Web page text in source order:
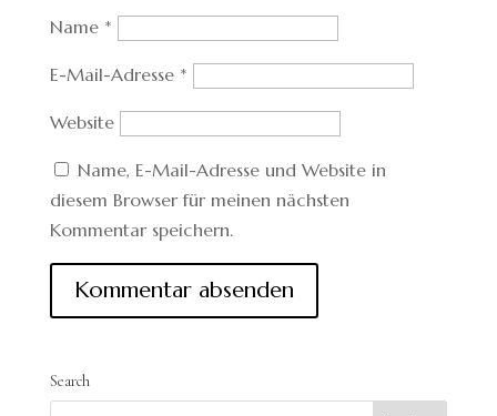
Name *
E-Mail-Adresse *
Website
Name, E-Mail-Adresse und Website in
diesem Browser für meinen nächsten
Kommentar speichern.
Search